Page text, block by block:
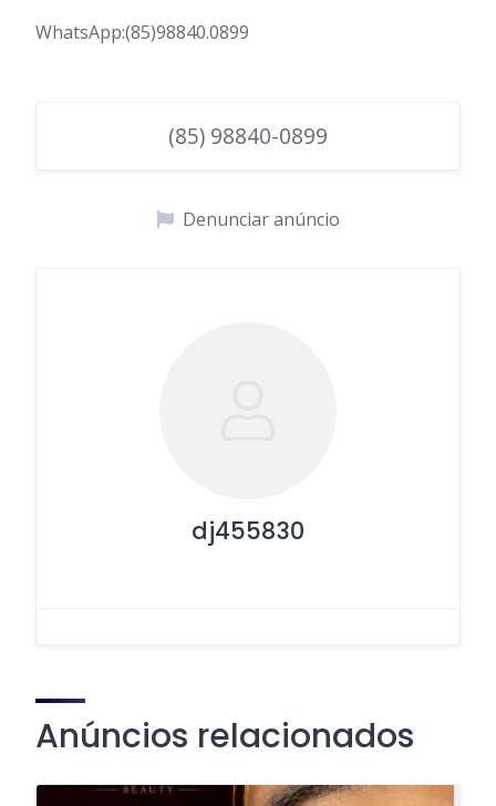
WhatsApp:(85)98840.0899
(85) 98840-0899
Denunciar anúncio
dj455830
Anúncios relacionados